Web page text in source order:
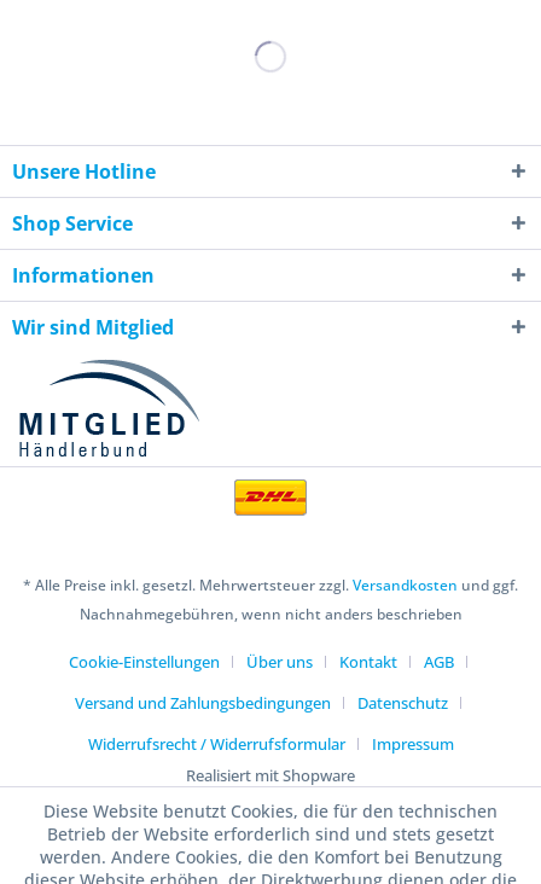
Unsere Hotline
Shop Service
Informationen
Wir sind Mitglied
* Alle Preise inkl. gesetzl. Mehrwertsteuer zzgl.Versandkosten und ggf.
Nachnahmegebühren, wenn nicht anders beschrieben
Cookie-Einstellungen Über uns Kontakt
AGB
Versand und Zahlungsbedingungen
Datenschutz
Widerrufsrecht / Widerrufsformular
Impressum
Realisiert mit Shopware
Diese Website benutzt Cookies, die für den technischen
Betrieb der Website erforderlich sind und stets gesetzt
werden. Andere Cookies, die den Komfort bei Benutzung